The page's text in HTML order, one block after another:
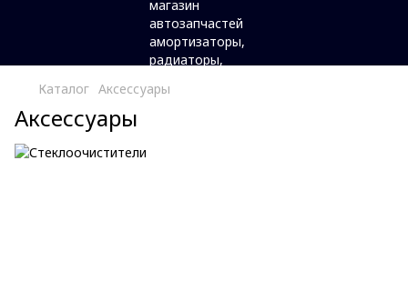
Каталог Аксессуары
Аксессуары